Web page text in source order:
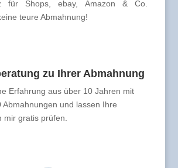
für Shops, ebay, Amazon & Co.
teure Abmahnung!
zu Ihrer Abmahnung
Erfahrung aus über 10 Jahren mit
Abmahnungen und lassen Ihre
mir gratis prüfen.